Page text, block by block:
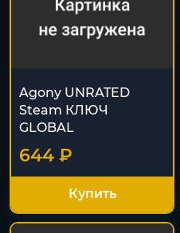
Agony UNRATED
Steam КЛЮЧ
GLOBAL
644 ₽
Купить